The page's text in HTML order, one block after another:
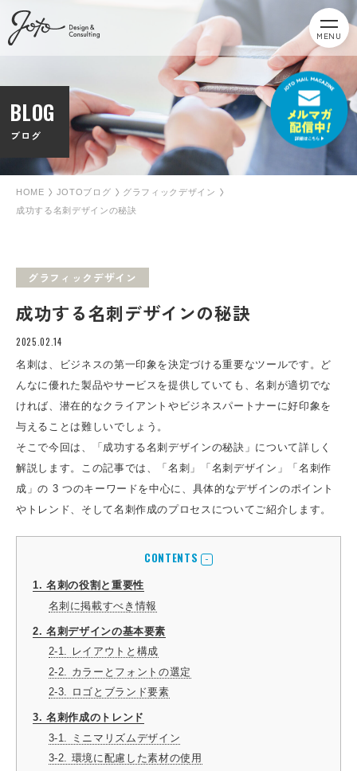
MENU
BLOG
ブログ
HOME JOTOブログ
グラフィックデザイン
成功する名刺デザインの秘訣
グラフィックデザイン
成功する名刺デザインの秘訣
2025.02.14
名刺は、ビジネスの第一印象を決定づける重要なツールです。ど
んなに優れた製品やサービスを提供していても、名刺が適切でな
ければ、潜在的なクライアントやビジネスパートナーに好印象を
与えることは難しいでしょう。
そこで今回は、「成功する名刺デザインの秘訣」について詳しく
解説します。この記事では、「名刺」「名刺デザイン」「名刺作
成」の 3 つのキーワードを中心に、具体的なデザインのポイント
やトレンド、そして名刺作成のプロセスについてご紹介します。
CONTENTS
1. 名刺の役割と重要性
名刺に掲載すべき情報
2. 名刺デザインの基本要素
2-1. レイアウトと構成
2-2. カラーとフォントの選定
2-3. ロゴとブランド要素
3. 名刺作成のトレンド
3-1. ミニマリズムデザイン
3-2. 環境に配慮した素材の使用